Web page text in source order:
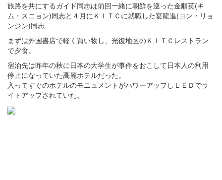
旅路を共にするガイド同志は前回一緒に朝鮮を巡った金順英(キ
ム・スニョン)同志と４月にＫＩＴＣに就職した宴龍進(ヨン・リョ
ンジン)同志
まずは外国書店で軽く買い物し、光復地区のＫＩＴＣレストラン
で夕食。
宿泊先は昨年の秋に日本の大学生が事件をおこして日本人の利用
停止になっていた高麗ホテルだった。
入ってすぐのホテルのモニュメントがパワーアップしＬＥＤでラ
イトアップされていた。